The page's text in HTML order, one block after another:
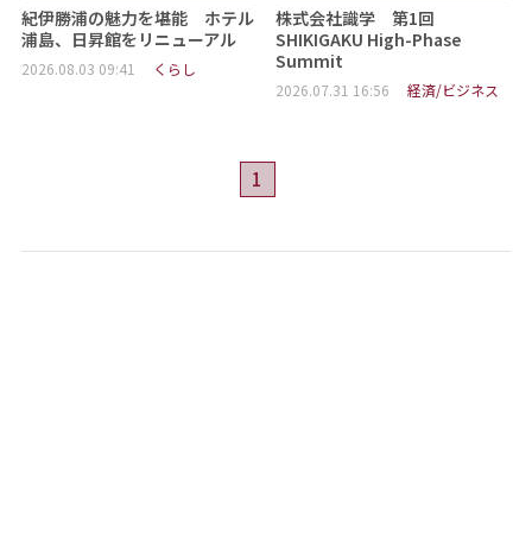
紀伊勝浦の魅力を堪能 ホテル
浦島、日昇館をリニューアル
2026.08.03 09:41 くらし
株式会社識学 第1回
SHIKIGAKU High-Phase
Summit
2026.07.31 16:56 経済/ビジネス
1